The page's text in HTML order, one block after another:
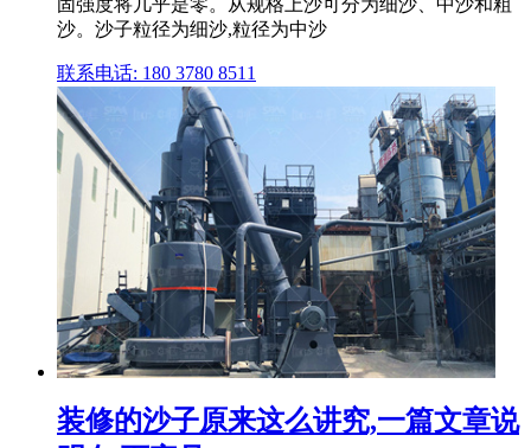
固强度将几乎是零。从规格上沙可分为细沙、中沙和粗
沙。沙子粒径为细沙,粒径为中沙
联系电话: 180 3780 8511
装修的沙子原来这么讲究,一篇文章说